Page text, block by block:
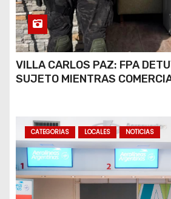
VILLA CARLOS PAZ: FPA
SUJETO MIENTRAS
CATEGORIAS LOCALES NOTICIAS